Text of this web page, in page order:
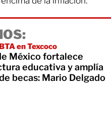
en Texcoco
México fortalece
educativa y amplía
becas: Mario Delgado